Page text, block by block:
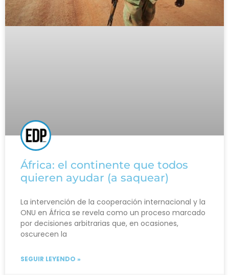
África: el continente que todos
quieren ayudar (a saquear)
La intervención de la cooperación internacional y la
ONU en África se revela como un proceso marcado
por decisiones arbitrarias que, en ocasiones,
oscurecen la
SEGUIR LEYENDO »